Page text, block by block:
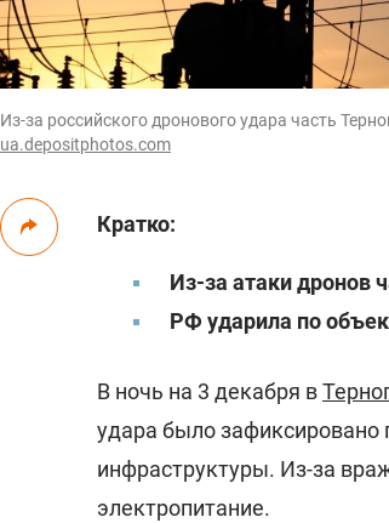
Из-за российского дронового удара часть
ua.depositphotos.com
Кратко:
Из-за атаки дронов
РФ ударила по
В ночь на 3 декабря в
удара было зафиксировано
инфраструктуры. Из-за
электропитание.